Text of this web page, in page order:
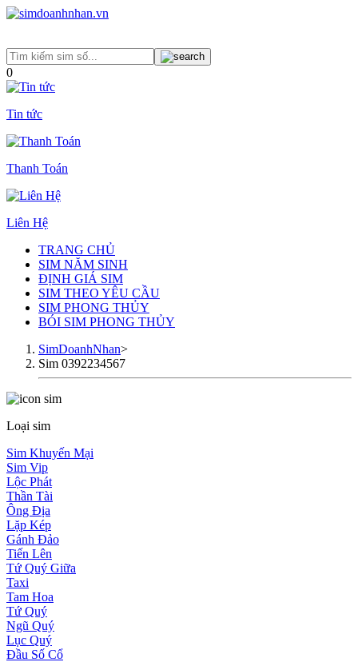
0
Tin tức
Thanh Toán
Liên Hệ
TRANG CHỦ
SIM NĂM SINH
ĐỊNH GIÁ SIM
SIM THEO YÊU CẦU
SIM PHONG THỦY
BÓI SIM PHONG THỦY
SimDoanhNhan>
Sim 0392234567
Loại sim
Sim Khuyến Mại
Sim Vip
Lộc Phát
Thần Tài
Ông Địa
Lặp Kép
Gánh Đảo
Tiến Lên
Tứ Quý Giữa
Taxi
Tam Hoa
Tứ Quý
Ngũ Quý
Lục Quý
Đầu Số Cổ